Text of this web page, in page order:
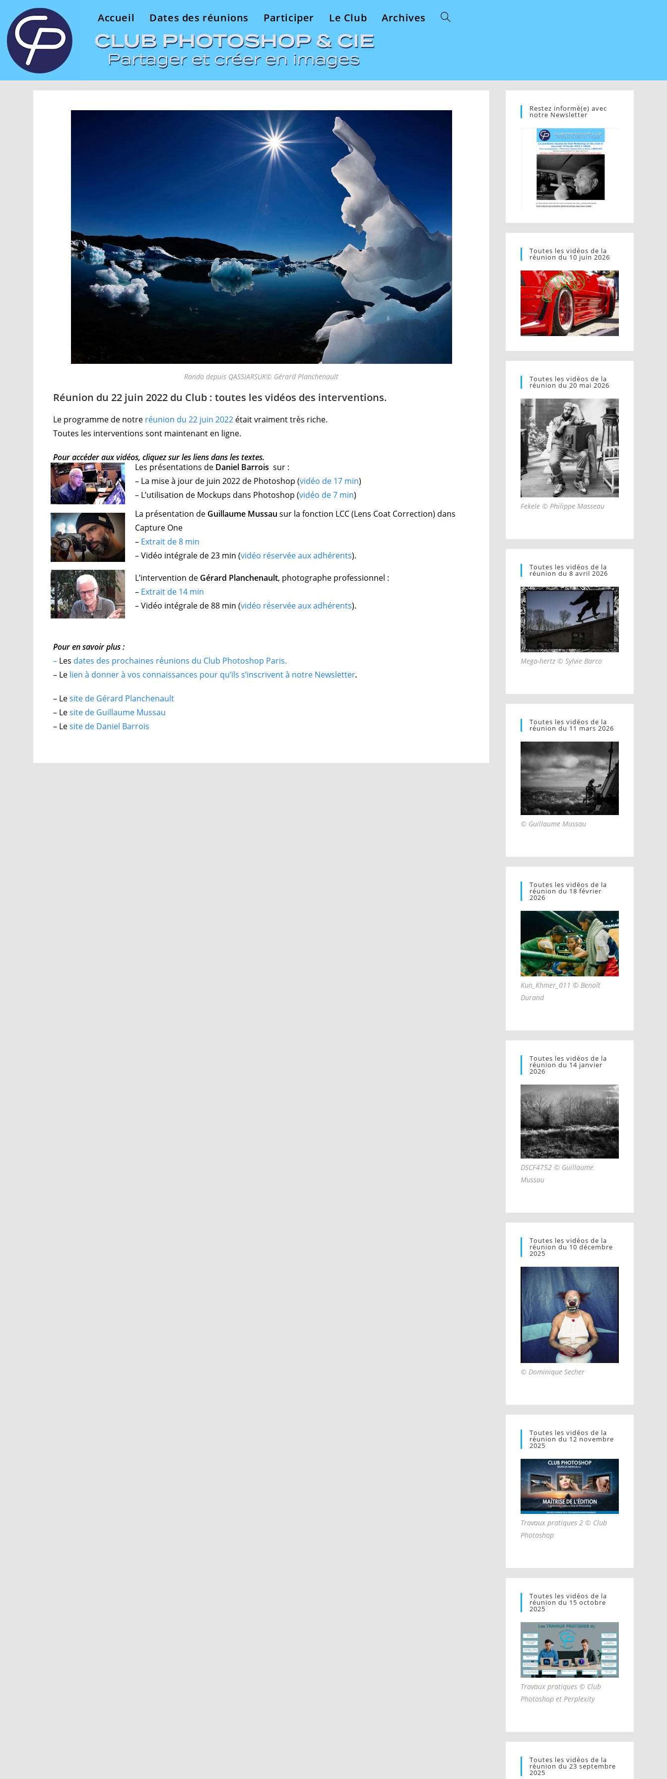
Accueil Dates des réunions Participer Le Club Archives
Rando depuis QASSIARSUK© Gérard Planchenault
Réunion du 22 juin 2022 du Club : toutes les vidéos des interventions.
Le programme de notre réunion du 22 juin 2022 était vraiment très riche.
Toutes les interventions sont maintenant en ligne.
Pour accéder aux vidéos, cliquez sur les liens dans les textes.
Les présentations de Daniel Barrois sur :
– La mise à jour de juin 2022 de Photoshop (vidéo de 17 min)
– L’utilisation de Mockups dans Photoshop (vidéo de 7 min)
La présentation de Guillaume Mussau sur la fonction LCC (Lens Coat Correction) dans
Capture One
– Extrait de 8 min
– Vidéo intégrale de 23 min (vidéo réservée aux adhérents).
L’intervention de Gérard Planchenault, photographe professionnel :
– Extrait de 14 min
– Vidéo intégrale de 88 min (vidéo réservée aux adhérents).
Pour en savoir plus :
– Les dates des prochaines réunions du Club Photoshop Paris.
– Le lien à donner à vos connaissances pour qu’ils s’inscrivent à notre Newsletter.
– Lesite de Gérard Planchenault
– Lesite de Guillaume Mussau
– Lesite de Daniel Barrois
Restez informé(e) avec
notre Newsletter
Toutes les vidéos de la
réunion du 10 juin 2026
Toutes les vidéos de la
réunion du 20 mai 2026
Fekele © Philippe Masseau
Toutes les vidéos de la
réunion du 8 avril 2026
Mega-hertz © Sylvie Barco
Toutes les vidéos de la
réunion du 11 mars 2026
© Guillaume Mussau
Toutes les vidéos de la
réunion du 18 février
2026
Kun_Khmer_011 © Benoît
Durand
Toutes les vidéos de la
réunion du 14 janvier
2026
DSCF4752 © Guillaume
Mussau
Toutes les vidéos de la
réunion du 10 décembre
2025
© Dominique Secher
Toutes les vidéos de la
réunion du 12 novembre
2025
Travaux pratiques 2 © Club
Photoshop
Toutes les vidéos de la
réunion du 15 octobre
2025
Travaux pratiques © Club
Photoshop et Perplexity
Toutes les vidéos de la
réunion du 23 septembre
2025